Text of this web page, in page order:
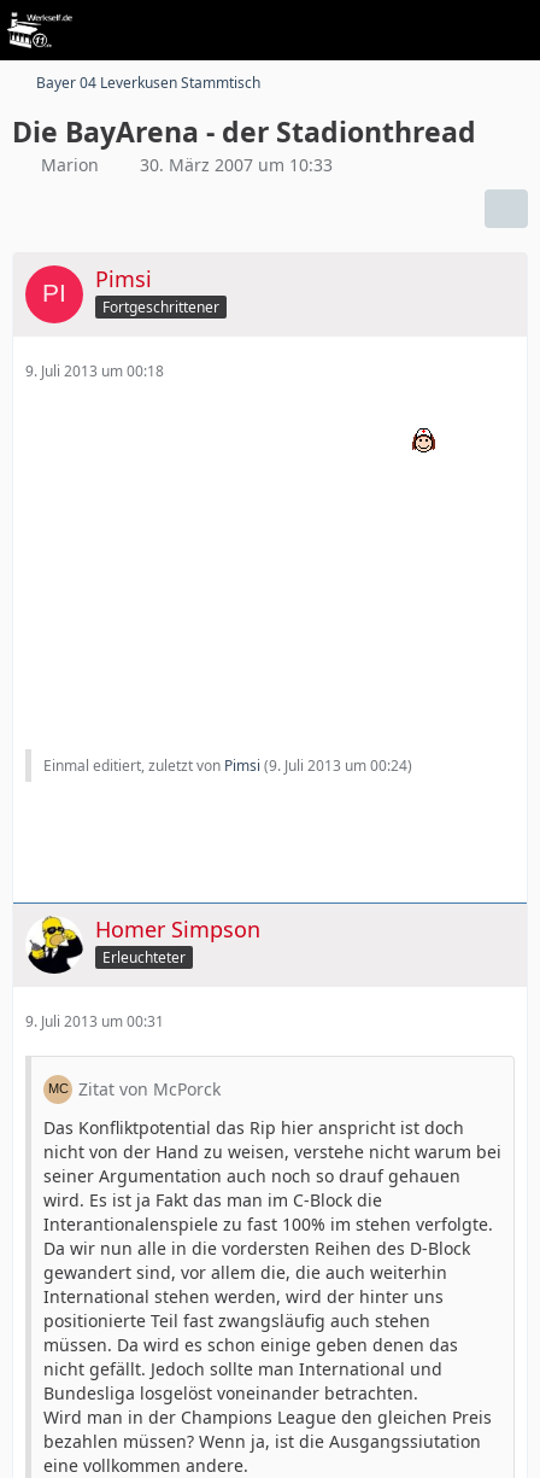
Bayer 04 Leverkusen Stammtisch
Die BayArena - der Stadionthread
Marion 30. März 2007 um 10:33
Pimsi
Fortgeschrittener
9. Juli 2013 um 00:18
Einmal editiert, zuletzt von Pimsi (9. Juli 2013 um 00:24)
Homer Simpson
Erleuchteter
9. Juli 2013 um 00:31
Zitat von McPorck
Das Konfliktpotential das Rip hier anspricht ist doch
nicht von der Hand zu weisen, verstehe nicht warum bei
seiner Argumentation auch noch so drauf gehauen
wird. Es ist ja Fakt das man im C-Block die
Interantionalenspiele zu fast 100% im stehen verfolgte.
Da wir nun alle in die vordersten Reihen des D-Block
gewandert sind, vor allem die, die auch weiterhin
International stehen werden, wird der hinter uns
positionierte Teil fast zwangsläufig auch stehen
müssen. Da wird es schon einige geben denen das
nicht gefällt. Jedoch sollte man International und
Bundesliga losgelöst voneinander betrachten.
Wird man in der Champions League den gleichen Preis
bezahlen müssen? Wenn ja, ist die Ausgangssiutation
eine vollkommen andere.